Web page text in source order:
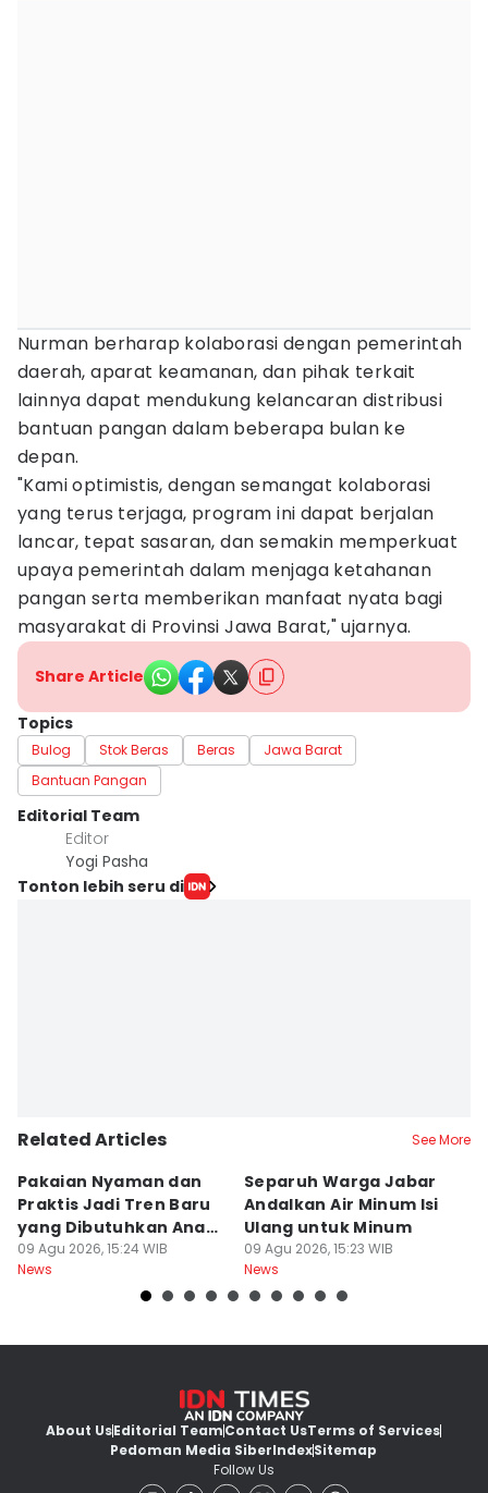
Nurman berharap kolaborasi dengan pemerintah
daerah, aparat keamanan, dan pihak terkait
lainnya dapat mendukung kelancaran distribusi
bantuan pangan dalam beberapa bulan ke
depan.
"Kami optimistis, dengan semangat kolaborasi
yang terus terjaga, program ini dapat berjalan
lancar, tepat sasaran, dan semakin memperkuat
upaya pemerintah dalam menjaga ketahanan
pangan serta memberikan manfaat nyata bagi
masyarakat di Provinsi Jawa Barat," ujarnya.
Share Article
Topics
Bulog Stok Beras Beras
Jawa Barat
Bantuan Pangan
Editorial Team
Editor
Yogi Pasha
Tonton lebih seru di
Related Articles See More
Pakaian Nyaman dan
Praktis Jadi Tren Baru
yang Dibutuhkan Anak
Muda
09 Agu 2026, 15:24 WIB
News
Separuh Warga Jabar
Andalkan Air Minum Isi
Ulang untuk Minum
09 Agu 2026, 15:23 WIB
News
About UsEditorial TeamContact UsTerms of Services
Pedoman Media SiberIndexSitemap
Follow Us